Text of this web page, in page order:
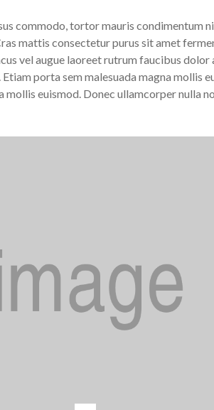
commodo, tortor mauris condimentum
mattis consectetur purus sit amet
vel augue laoreet rutrum faucibus
porta sem malesuada magna mollis
mollis euismod. Donec ullamcorper nulla